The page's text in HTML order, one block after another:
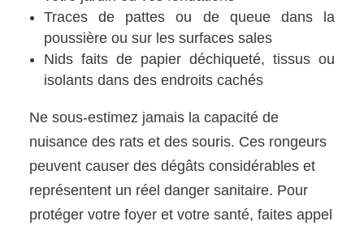
Traces de pattes ou de queue dans la
poussière ou sur les surfaces sales
Nids faits de papier déchiqueté, tissus ou
isolants dans des endroits cachés
Ne sous-estimez jamais la capacité de
nuisance des rats et des souris. Ces rongeurs
peuvent causer des dégâts considérables et
représentent un réel danger sanitaire. Pour
protéger votre foyer et votre santé, faites appel